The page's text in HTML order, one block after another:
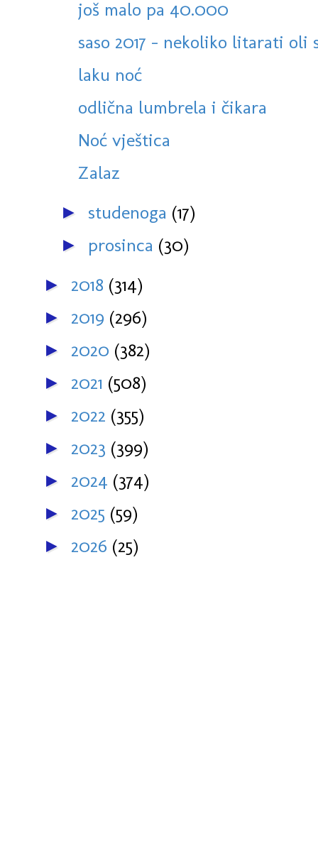
još malo pa 40.000
saso 2017 - nekoliko litarati oli
laku noć
odlična lumbrela i čikara
Noć vještica
Zalaz
► studenoga (17)
► prosinca (30)
► 2018 (314)
► 2019 (296)
► 2020 (382)
► 2021 (508)
► 2022 (355)
► 2023 (399)
► 2024 (374)
► 2025 (59)
► 2026 (25)